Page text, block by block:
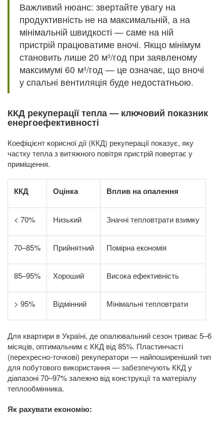
Важливий нюанс: звертайте увагу на
продуктивність не на максимальній, а на
мінімальній швидкості — саме на ній
пристрій працюватиме вночі. Якщо мінімум
становить лише 20 м³/год при заявленому
максимумі 60 м³/год — це означає, що вночі
у спальні вентиляція буде недостатньою.
ККД рекуперації тепла — ключовий показник
енергоефективності
Коефіцієнт корисної дії (ККД) рекуперації показує, яку
частку тепла з витяжного повітря пристрій повертає у
приміщення.
ККД Оцінка Вплив на опалення
< 70% Низький Значні тепловтрати взимку
70–85% Прийнятний Помірна економія
85–95% Хороший Висока ефективність
> 95% Відмінний Мінімальні тепловтрати
Для квартири в Україні, де опалювальний сезон триває 5–6
місяців, оптимальним є ККД від 85%. Пластинчасті
(перехресно-точкові) рекуператори — найпоширеніший тип
для побутового використання — забезпечують ККД у
діапазоні 70–97% залежно від конструкції та матеріалу
теплообмінника.
Як рахувати економію: